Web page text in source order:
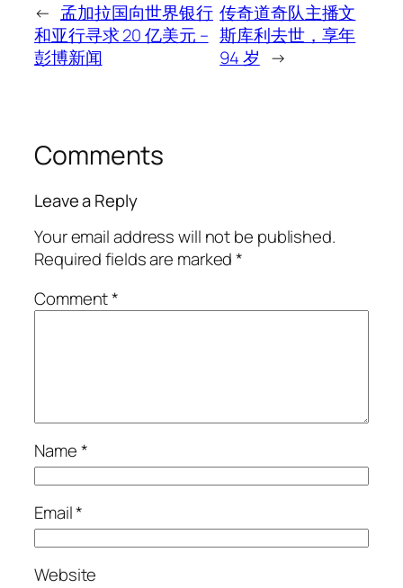
← 孟加拉国向世界银行
和亚行寻求 20 亿美元 –
彭博新闻
传奇道奇队主播文
斯库利去世，享年
94 岁 →
Comments
Leave a Reply
Your email address will not be published.
Required fields are marked*
Comment*
Name*
Email*
Website